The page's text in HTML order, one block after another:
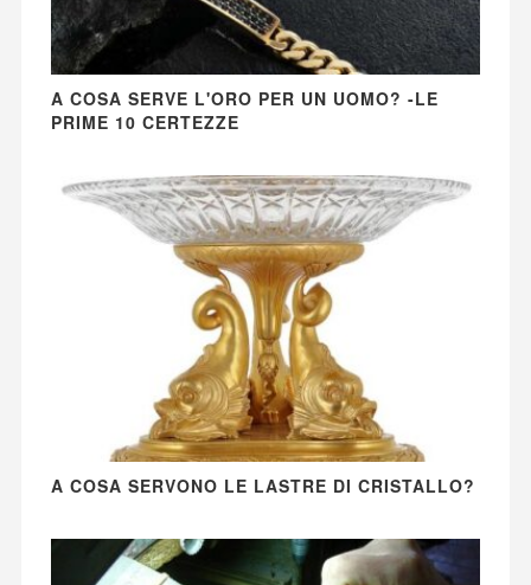
A COSA SERVE L'ORO PER UN UOMO? -LE
PRIME 10 CERTEZZE
A COSA SERVONO LE LASTRE DI CRISTALLO?